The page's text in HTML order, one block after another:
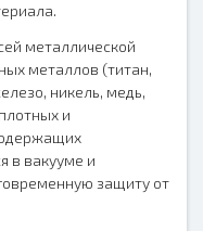
металлической
металлов (титан,
никель, медь,
и
в вакууме и
защиту от